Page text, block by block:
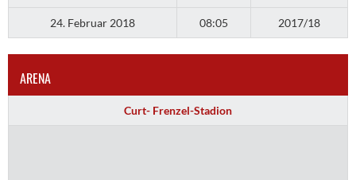
24. Februar 2018 08:05 2017/18
ARENA
Curt- Frenzel-Stadion